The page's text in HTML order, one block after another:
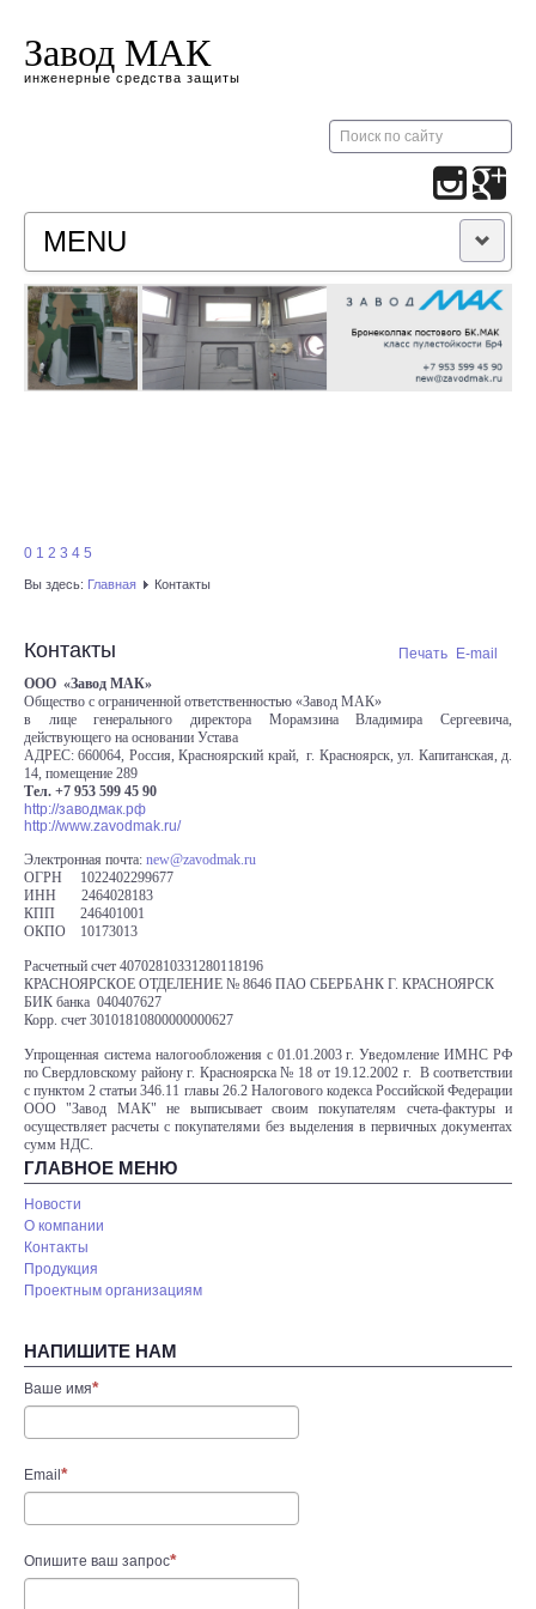
Завод МАК
инженерные средства защиты
Искать...
MENU
ПРОДУКЦИЯ
КОНТАКТЫ
КАРТА ПОСТАВОК
0 1 2 3 4 5
Вы здесь: Главная Контакты
Печать E-mail
Контакты
ООО «Завод МАК»
Общество с ограниченной ответственностью «Завод МАК»
в лице генерального директора Морамзина Владимира Сергеевича,
действующего на основании Устава
АДРЕС: 660064, Россия, Красноярский край, г. Красноярск, ул. Капитанская, д.
14, помещение 289
Тел. +7 953 599 45 90
http://заводмак.рф
http://www.zavodmak.ru/
Электронная почта: new@zavodmak.ru
ОГРН 1022402299677
ИНН 2464028183
КПП 246401001
ОКПО 10173013
Расчетный счет 40702810331280118196
КРАСНОЯРСКОЕ ОТДЕЛЕНИЕ № 8646 ПАО СБЕРБАНК Г. КРАСНОЯРСК
БИК банка 040407627
Корр. счет 30101810800000000627
Упрощенная система налогообложения с 01.01.2003 г. Уведомление ИМНС РФ
по Свердловскому району г. Красноярска № 18 от 19.12.2002 г. В соответствии
с пунктом 2 статьи 346.11 главы 26.2 Налогового кодекса Российской Федерации
ООО "Завод МАК" не выписывает своим покупателям счета-фактуры и
осуществляет расчеты с покупателями без выделения в первичных документах
сумм НДС.
ГЛАВНОЕ МЕНЮ
Новости
О компании
Контакты
Продукция
Проектным организациям
НАПИШИТЕ НАМ
Ваше имя
Email
Опишите ваш запрос